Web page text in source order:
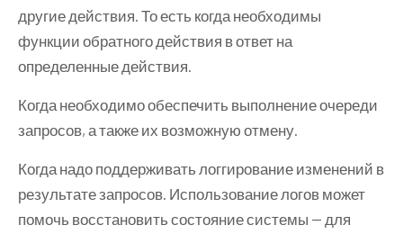
другие действия. То есть когда необходимы
функции обратного действия в ответ на
определенные действия.
Когда необходимо обеспечить выполнение очереди
запросов, а также их возможную отмену.
Когда надо поддерживать логгирование изменений в
результате запросов. Использование логов может
помочь восстановить состояние системы — для